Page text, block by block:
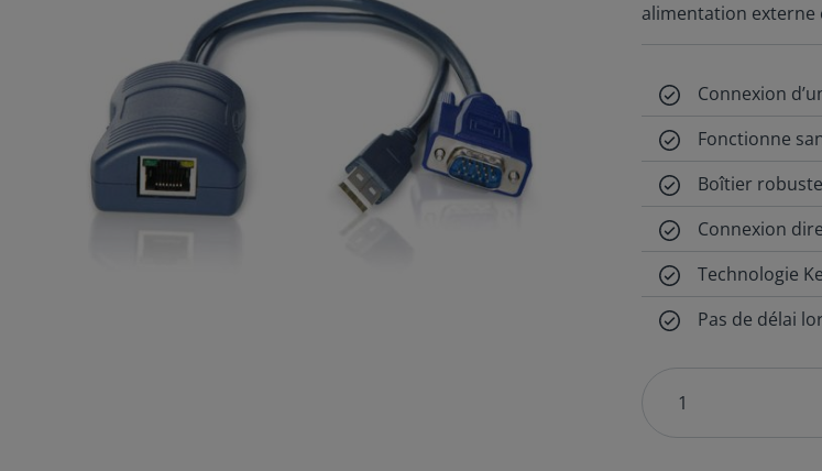
alimentation externe
Connexion
Fonctionne
Boîtier
Connexion
Technologie
Pas de délai